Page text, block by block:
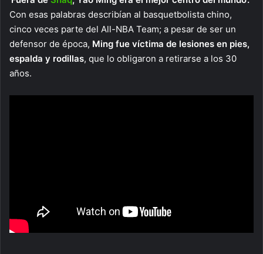
Con esas palabras describían al basquetbolista chino,
cinco veces parte del All-NBA Team; a pesar de ser un
defensor de época, Ming fue víctima de lesiones en pies,
espalda y rodillas, que lo obligaron a retirarse a los 30
años.